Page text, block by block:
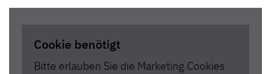
Cookie benötigt
Bitte erlauben Sie die Marketing Cookies